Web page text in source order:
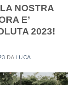
NOSTRA
E’
2023!
DA LUCA